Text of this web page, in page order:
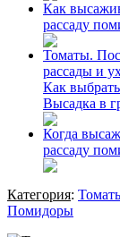
Как
рассаду
Томаты.
рассады и
Как
Высадка в
Когда
рассаду
Категория:
Помидоры